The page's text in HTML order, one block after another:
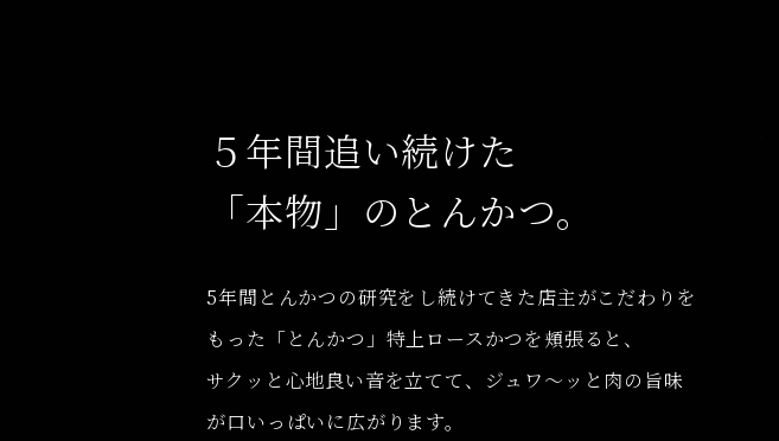
５年間追い続けた
「本物」のとんかつ。
5年間とんかつの研究をし続けてきた店主がこだわりを
もった「とんかつ」特上ロースかつを頬張ると、
サクッと心地良い音を立てて、
ジュワ～ッと肉の旨味
が口いっぱいに広がります。